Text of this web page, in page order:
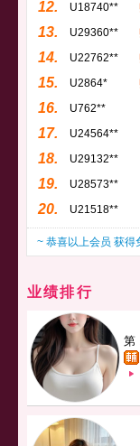
12. U18740**
13. U29360**
14. U22762**
15. U2864*
16. U762**
17. U24564**
18. U29132**
19. U28573**
20. U21518**
~ 恭喜以上会员 获得
业绩排行
第